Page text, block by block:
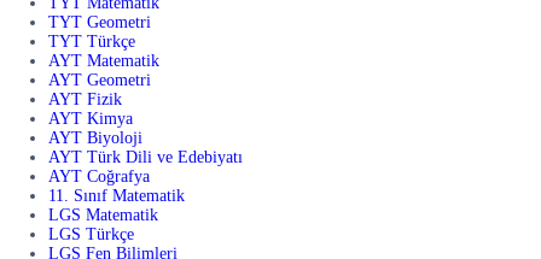
TYT Geometri
TYT Türkçe
AYT Matematik
AYT Geometri
AYT Fizik
AYT Kimya
AYT Biyoloji
AYT Türk Dili ve Edebiyatı
AYT Coğrafya
11. Sınıf Matematik
LGS Matematik
LGS Türkçe
LGS Fen Bilimleri